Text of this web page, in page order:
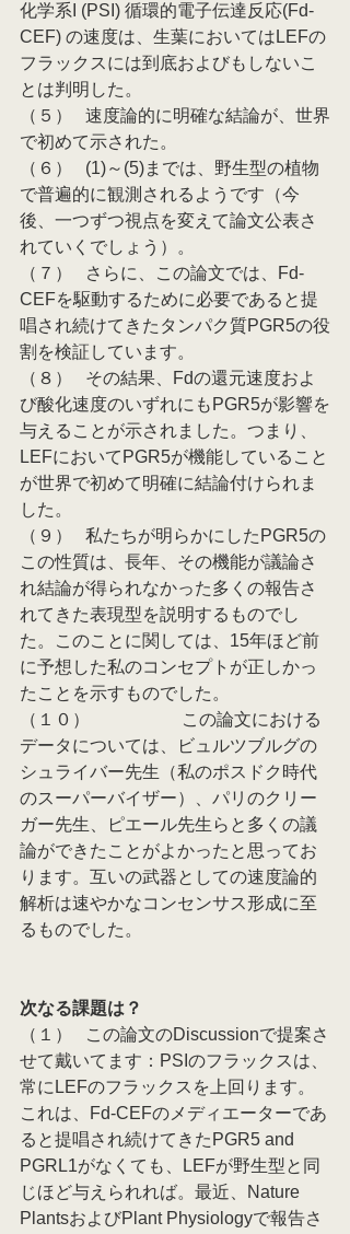
化学系I (PSI) 循環的電子伝達反応(Fd-
CEF) の速度は、生葉においてはLEFの
フラックスには到底およびもしないこ
とは判明した。
（５）   速度論的に明確な結論が、世界
で初めて示された。
（６）   (1)～(5)までは、野生型の植物
で普遍的に観測されるようです（今
後、一つずつ視点を変えて論文公表さ
れていくでしょう）。
（７）   さらに、この論文では、Fd-
CEFを駆動するために必要であると提
唱され続けてきたタンパク質PGR5の役
割を検証しています。
（８）   その結果、Fdの還元速度およ
び酸化速度のいずれにもPGR5が影響を
与えることが示されました。つまり、
LEFにおいてPGR5が機能していること
が世界で初めて明確に結論付けられま
した。
（９）   私たちが明らかにしたPGR5の
この性質は、長年、その機能が議論さ
れ結論が得られなかった多くの報告さ
れてきた表現型を説明するものでし
た。このことに関しては、15年ほど前
に予想した私のコンセプトが正しかっ
たことを示すものでした。
（１０）                     この論文における
データについては、ビュルツブルグの
シュライバー先生（私のポスドク時代
のスーパーバイザー）、パリのクリー
ガー先生、ピエール先生らと多くの議
論ができたことがよかったと思ってお
ります。互いの武器としての速度論的
解析は速やかなコンセンサス形成に至
るものでした。
次なる課題は？
（１）   この論文のDiscussionで提案さ
せて戴いてます：PSIのフラックスは、
常にLEFのフラックスを上回ります。
これは、Fd-CEFのメディエーターであ
ると提唱され続けてきたPGR5 and
PGRL1がなくても、LEFが野生型と同
じほど与えられれば。最近、Nature
PlantsおよびPlant Physiologyで報告さ